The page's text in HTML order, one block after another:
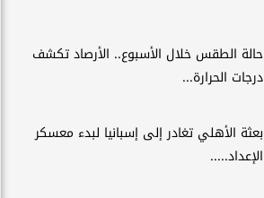
حالة الطقس خلال الأسبوع.. الأرصاد تكشف
درجات الحرارة...
بعثة الأهلي تغادر إلى إسبانيا لبدء معسكر
الإعداد.....